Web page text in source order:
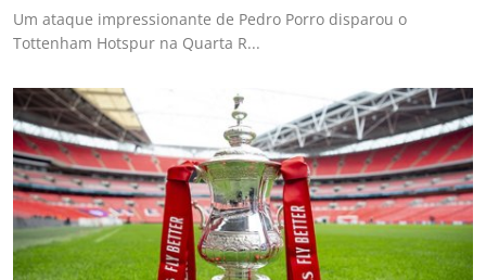
Um ataque impressionante de Pedro Porro disparou o
Tottenham Hotspur na Quarta R...